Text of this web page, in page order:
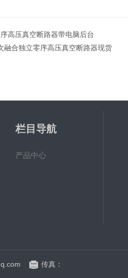
高压真空断路器带电脑后台
融合独立零序高压真空断路器现货
栏目导航
产品中心
传真：